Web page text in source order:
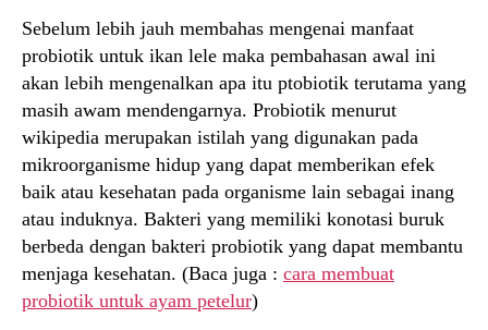
Sebelum lebih jauh membahas mengenai manfaat
probiotik untuk ikan lele maka pembahasan awal ini
akan lebih mengenalkan apa itu ptobiotik terutama yang
masih awam mendengarnya. Probiotik menurut
wikipedia merupakan istilah yang digunakan pada
mikroorganisme hidup yang dapat memberikan efek
baik atau kesehatan pada organisme lain sebagai inang
atau induknya. Bakteri yang memiliki konotasi buruk
berbeda dengan bakteri probiotik yang dapat membantu
menjaga kesehatan. (Baca juga : cara membuat
probiotik untuk ayam petelur)